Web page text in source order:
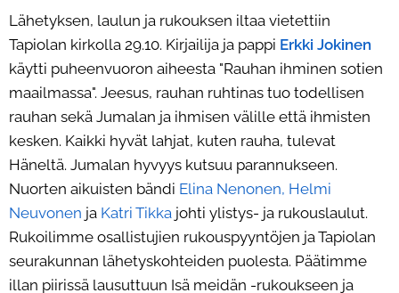
Lähetyksen, laulun ja rukouksen iltaa vietettiin
Tapiolan kirkolla 29.10. Kirjailija ja pappi Erkki Jokinen
käytti puheenvuoron aiheesta "Rauhan ihminen sotien
maailmassa". Jeesus, rauhan ruhtinas tuo todellisen
rauhan sekä Jumalan ja ihmisen välille että ihmisten
kesken. Kaikki hyvät lahjat, kuten rauha, tulevat
Häneltä. Jumalan hyvyys kutsuu parannukseen.
Nuorten aikuisten bändi Elina Nenonen, Helmi
Neuvonen ja Katri Tikka johti ylistys- ja rukouslaulut.
Rukoilimme osallistujien rukouspyyntöjen ja Tapiolan
seurakunnan lähetyskohteiden puolesta. Päätimme
illan piirissä lausuttuun Isä meidän -rukoukseen ja